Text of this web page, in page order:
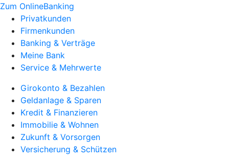
Zum OnlineBanking
Privatkunden
Firmenkunden
Banking & Verträge
Meine Bank
Service & Mehrwerte
Girokonto & Bezahlen
Geldanlage & Sparen
Kredit & Finanzieren
Immobilie & Wohnen
Zukunft & Vorsorgen
Versicherung & Schützen